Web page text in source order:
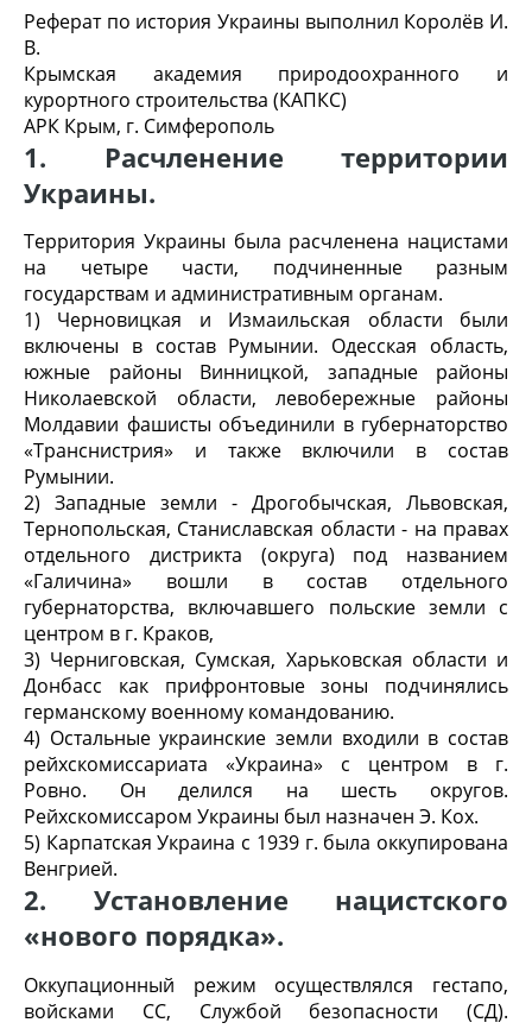
Реферат по история Украины выполнил Королёв И.
В.
Крымская академия природоохранного и
курортного строительства (КАПКС)
АРК Крым, г. Симферополь
1. Расчленение территории
Украины.
Территория Украины была расчленена нацистами
на четыре части, подчиненные разным
государствам и административным органам.
1) Черновицкая и Измаильская области были
включены в состав Румынии. Одесская область,
южные районы Винницкой, западные районы
Николаевской области, левобережные районы
Молдавии фашисты объединили в губернаторство
«Транснистрия» и также включили в состав
Румынии.
2) Западные земли - Дрогобычская, Львовская,
Тернопольская, Станиславская области - на правах
отдельного дистрикта (округа) под названием
«Галичина» вошли в состав отдельного
губернаторства, включавшего польские земли с
центром в г. Краков,
3) Черниговская, Сумская, Харьковская области и
Донбасс как прифронтовые зоны подчинялись
германскому военному командованию.
4) Остальные украинские земли входили в состав
рейхскомиссариата «Украина» с центром в г.
Ровно. Он делился на шесть округов.
Рейхскомиссаром Украины был назначен Э. Кох.
5) Карпатская Украина с 1939 г. была оккупирована
Венгрией.
2. Установление нацистского
«нового порядка».
Оккупационный режим осуществлялся гестапо,
войсками СС, Службой безопасности (СД).